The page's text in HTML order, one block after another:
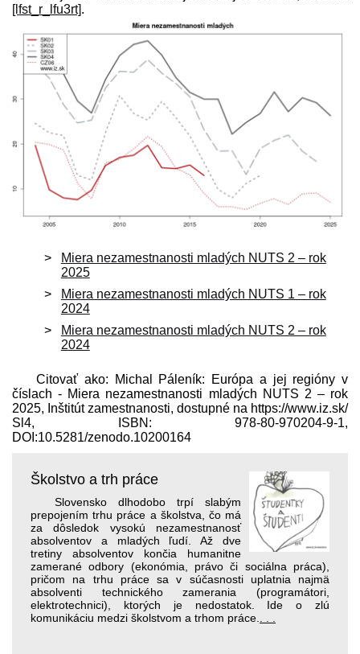
[lfst_r_lfu3rt] .
Miera nezamestnanosti mladých NUTS 2 – rok
2025
Miera nezamestnanosti mladých NUTS 1 – rok
2024
Miera nezamestnanosti mladých NUTS 2 – rok
2024
Citovať ako: Michal Páleník: Európa a jej regióny v
číslach - Miera nezamestnanosti mladých NUTS 2 – rok
2025, Inštitút zamestnanosti, dostupné na https://www.iz.sk/​
Sl4, ISBN: 978-80-970204-9-1,
DOI:10.5281/zenodo.10200164
Školstvo a trh práce
Slovensko dlhodobo trpí slabým
prepojením trhu práce a školstva, čo má
za dôsledok vysokú nezamestnanosť
absolventov a mladých ľudí. Až dve
tretiny absolventov končia humanitne
zamerané odbory (ekonómia, právo či sociálna práca),
pričom na trhu práce sa v súčasnosti uplatnia najmä
absolventi technického zamerania (programátori,
elektrotechnici), ktorých je nedostatok. Ide o zlú
komunikáciu medzi školstvom a trhom práce.